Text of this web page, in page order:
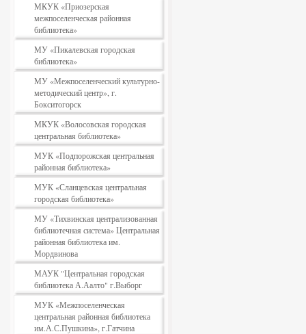
МКУК «Приозерская
межпоселенческая районная
библиотека»
МУ «Пикалевская городская
библиотека»
МУ «Межпоселенческий культурно-
методический центр», г.
Бокситогорск
МКУК «Волосовская городская
центральная библиотека»
МУК «Подпорожская центральная
районная библиотека»
МУК «Сланцевская центральная
городская библиотека»
МУ «Тихвинская централизованная
библиотечная система» Центральная
районная библиотека им.
Мордвинова
МАУК "Центральная городская
библиотека А.Аалто" г.Выборг
МУК «Межпоселенческая
центральная районная библиотека
им.А.С.Пушкина», г.Гатчина